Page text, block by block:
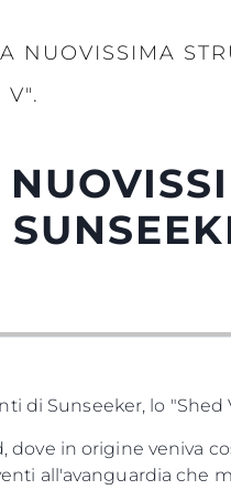
NUOVISSIMA
V".
di Sunseeker, lo "Shed
dove in origine veniva
all'avanguardia che